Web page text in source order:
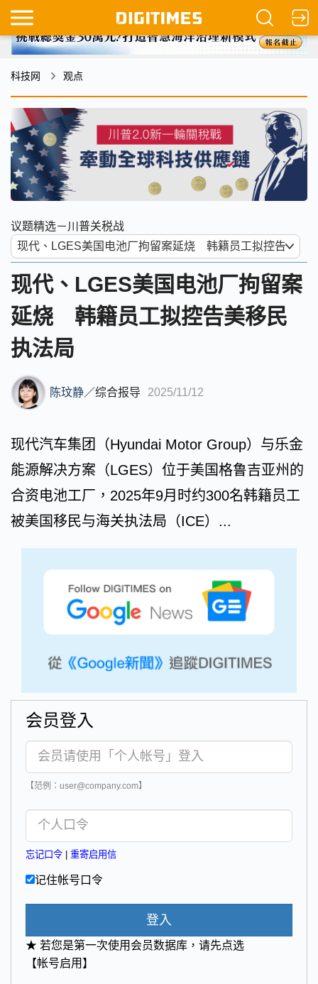
科技网 观点
议题精选－川普关税战
现代、LGES美国电池厂拘留案
延烧 韩籍员工拟控告美移民
执法局
陈玟静／综合报导 2025/11/12
现代汽车集团（Hyundai Motor Group）与乐金
能源解决方案（LGES）位于美国格鲁吉亚州的
合资电池工厂，2025年9月时约300名韩籍员工
被美国移民与海关执法局（ICE）...
会员登入
【范例：user@company.com】
忘记口令 重寄启用信
记住帐号口令
登入
★ 若您是第一次使用会员数据库，请先点选
【帐号启用】